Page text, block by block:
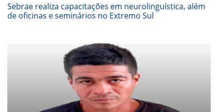
Sebrae realiza capacitações em neurolinguística, além
de oficinas e seminários no Extremo Sul